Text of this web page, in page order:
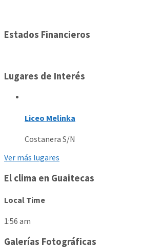
Estados Financieros
Lugares de Interés
Liceo Melinka
Costanera S/N
Ver más lugares
El clima en Guaitecas
Local Time
1:56 am
Galerías Fotográficas